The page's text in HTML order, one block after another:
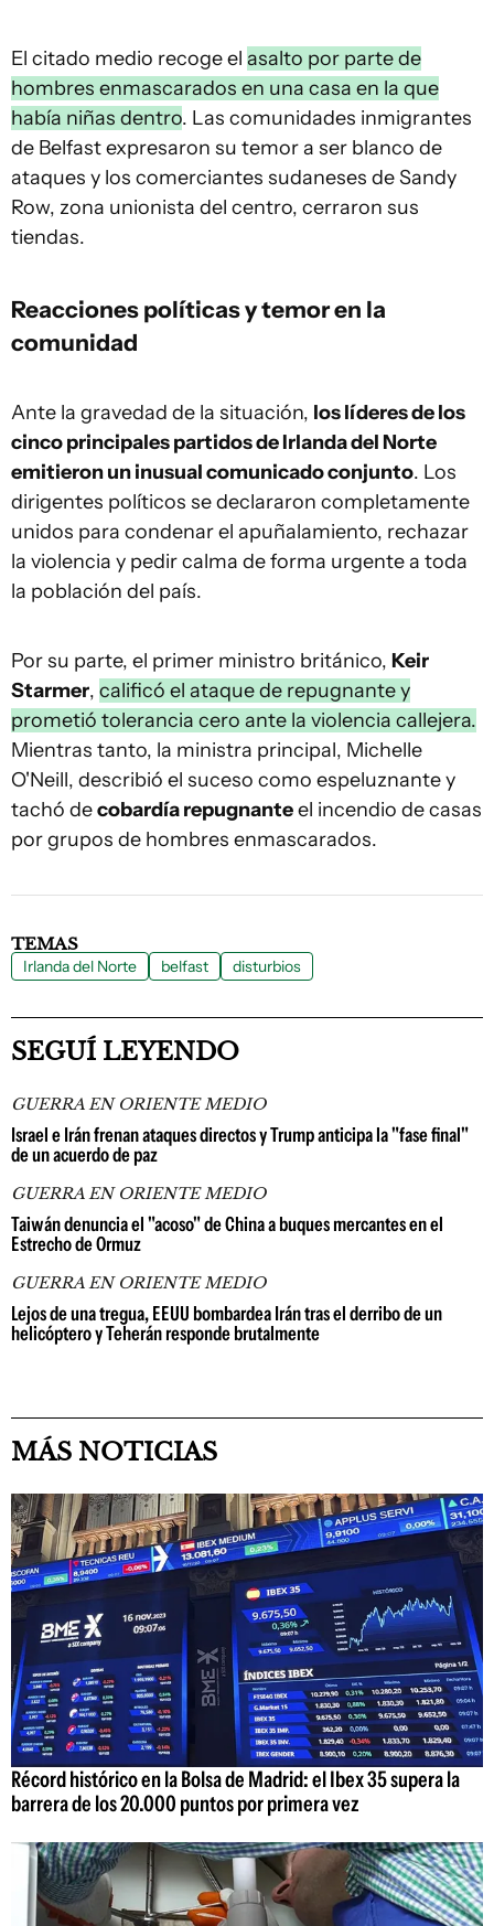
El citado medio recoge el asalto por parte de
hombres enmascarados en una casa en la que
había niñas dentro. Las comunidades inmigrantes
de Belfast expresaron su temor a ser blanco de
ataques y los comerciantes sudaneses de Sandy
Row, zona unionista del centro, cerraron sus
tiendas.
Reacciones políticas y temor en la
comunidad
Ante la gravedad de la situación, los líderes de los
cinco principales partidos de Irlanda del Norte
emitieron un inusual comunicado conjunto. Los
dirigentes políticos se declararon completamente
unidos para condenar el apuñalamiento, rechazar
la violencia y pedir calma de forma urgente a toda
la población del país.
Por su parte, el primer ministro británico, Keir
Starmer, calificó el ataque de repugnante y
prometió tolerancia cero ante la violencia callejera.
Mientras tanto, la ministra principal, Michelle
O'Neill, describió el suceso como espeluznante y
tachó decobardía repugnanteel incendio de casas
por grupos de hombres enmascarados.
TEMAS
Irlanda del Norte belfast disturbios
SEGUÍ LEYENDO
GUERRA EN ORIENTE MEDIO
Israel e Irán frenan ataques directos y Trump anticipa la "fase final"
de un acuerdo de paz
GUERRA EN ORIENTE MEDIO
Taiwán denuncia el "acoso" de China a buques mercantes en el
Estrecho de Ormuz
GUERRA EN ORIENTE MEDIO
Lejos de una tregua, EEUU bombardea Irán tras el derribo de un
helicóptero y Teherán responde brutalmente
MÁS NOTICIAS
Récord histórico en la Bolsa de Madrid: el Ibex 35 supera la
barrera de los 20.000 puntos por primera vez